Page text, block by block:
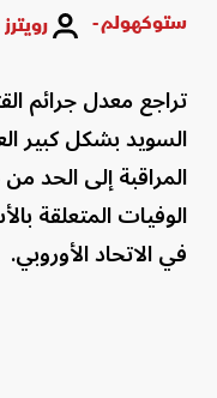
ستوكهولم - رويترز
تراجع معدل جرائم
السويد بشكل كبير
المراقبة إلى الحد
الوفيات المتعلقة
في الاتحاد الأوروبي.